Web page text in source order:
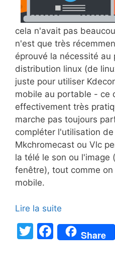
cela n'avait pas
n'est que très
éprouvé la nécessité
distribution linux (de
juste pour utiliser
mobile au portable - ce
effectivement très
marche pas toujours
compléter l'utilisation de
Mkchromecast ou Vlc
la télé le son ou l'image
fenêtre), tout comme
mobile.
Lire la suite
T
F
a
Share